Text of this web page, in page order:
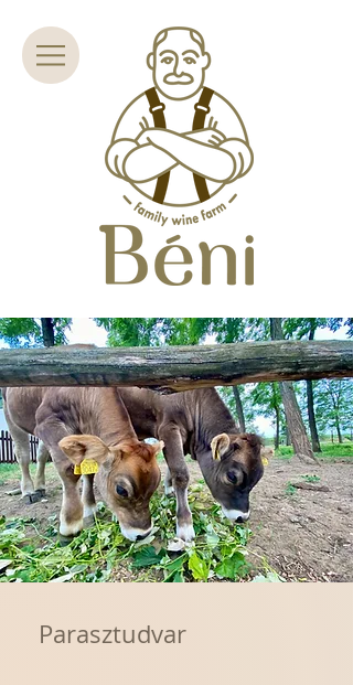
Parasztudvar